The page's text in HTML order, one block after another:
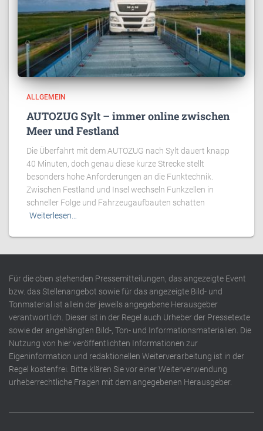
ALLGEMEIN
AUTOZUG Sylt – immer online zwischen
Meer und Festland
Die Überfahrt mit dem AUTOZUG nach Sylt dauert knapp
40 Minuten, doch genau diese kurze Strecke stellt
besonders hohe Anforderungen an die Funktechnik.
Zwischen Festland und Insel wechseln Funkzellen in
schneller Folge und Fahrzeugaufbauten schatten
Weiterlesen…
Für die oben stehenden Pressemitteilungen, das angezeigte Event
bzw. das Stellenangebot sowie für das angezeigte Bild- und
Tonmaterial ist allein der jeweils angegebene Herausgeber
verantwortlich. Dieser ist in der Regel auch Urheber der Pressetexte
sowie der angehängten Bild-, Ton- und Informationsmaterialien. Die
Nutzung von hier veröffentlichten Informationen zur
Eigeninformation und redaktionellen Weiterverarbeitung ist in der
Regel kostenfrei. Bitte klären Sie vor einer Weiterverwendung
urheberrechtliche Fragen mit dem angegebenen Herausgeber.